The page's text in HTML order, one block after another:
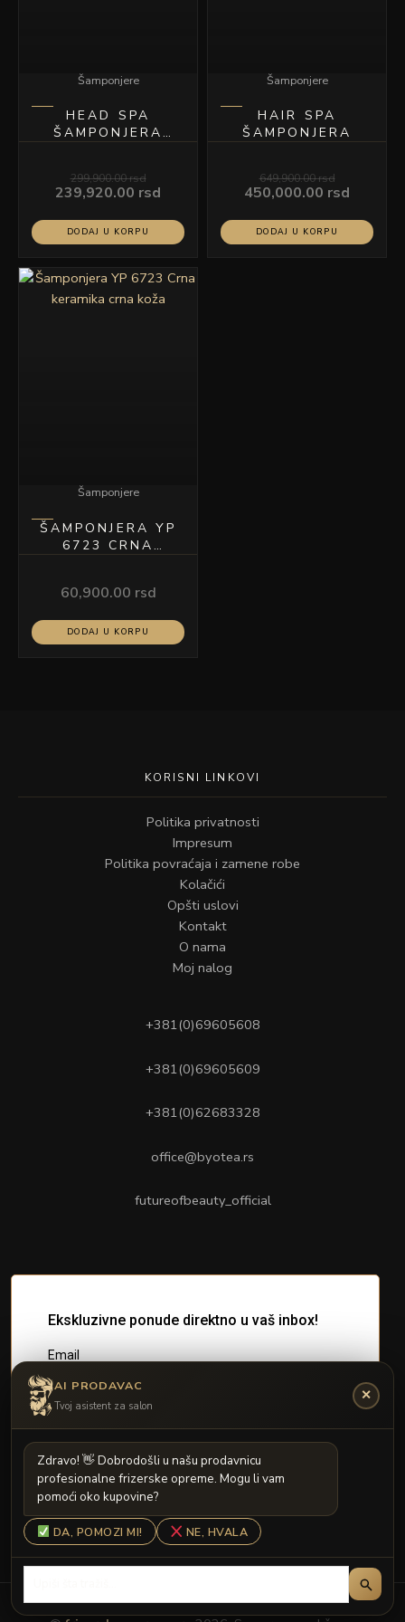
Šamponjere
HEAD SPA
ŠAMPONJERA
MODEL YP6881
299,900.00rsd
239,920.00 rsd
DODAJ U KORPU
Šamponjere
HAIR SPA
ŠAMPONJERA
649,900.00rsd
450,000.00 rsd
DODAJ U KORPU
Šamponjere
ŠAMPONJERA YP
6723 CRNA
60,900.00 rsd
DODAJ U KORPU
KORISNI LINKOVI
Politika privatnosti
Impresum
Politika povraćaja i zamene robe
Kolačići
Opšti uslovi
Kontakt
O nama
Moj nalog
+381(0)69605608
+381(0)69605609
+381(0)62683328
office@byotea.rs
futureofbeauty_official
AI PRODAVAC
Tvoj asistent za salon
✕
Zdravo! Dobrodošli u našu prodavnicu
profesionalne frizerske opreme. Mogu li vam
pomoći oko kupovine?
DA, POMOZI MI! NE, HVALA